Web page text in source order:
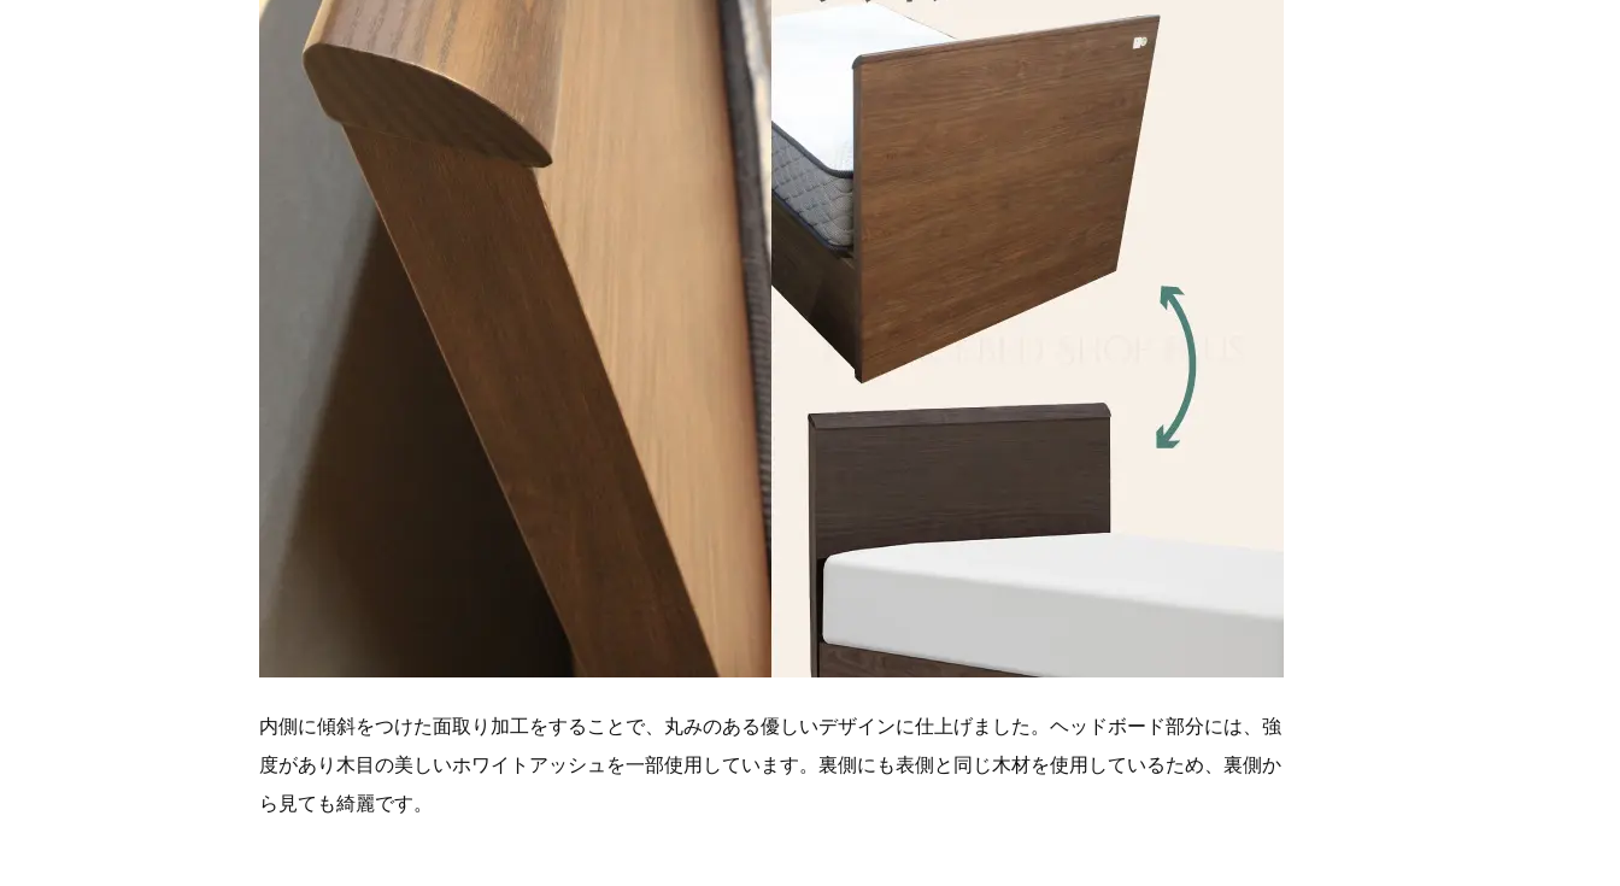
内側に傾斜をつけた面取り加工をすることで、丸みのある優しいデザインに仕上げました。ヘッドボード部分には、強
度があり木目の美しいホワイトアッシュを一部使用しています。裏側にも表側と同じ木材を使用しているため、裏側か
ら見ても綺麗です。